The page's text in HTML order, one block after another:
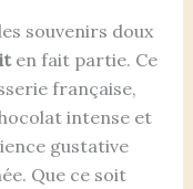
souvenirs doux
en fait partie. Ce
française,
intense et
gustative
Que ce soit